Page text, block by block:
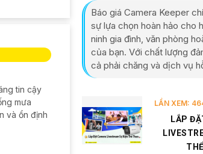
tin cậy
mưa
và ổn định
Báo giá Camera Keeper
sự lựa chọn hoàn hảo cho
ninh gia đình, văn phòng
của bạn. Với chất lượng
cả phải chăng và dịch vụ
LẦN XEM:
LẮP